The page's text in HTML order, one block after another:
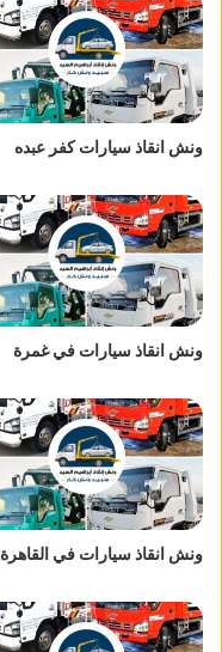
ونش انقاذ سيارات كفر عبده
ونش انقاذ سيارات في غمرة
ونش انقاذ سيارات في القاهرة